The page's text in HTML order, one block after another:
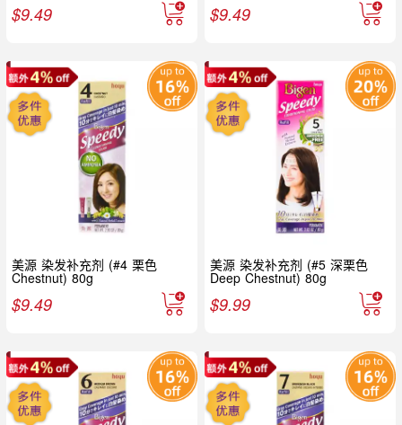
$9.49 $9.49
美源 染发补充剂 (#4 栗色
Chestnut) 80g
$9.49
美源 染发补充剂 (#5 深栗色
Deep Chestnut) 80g
$9.99